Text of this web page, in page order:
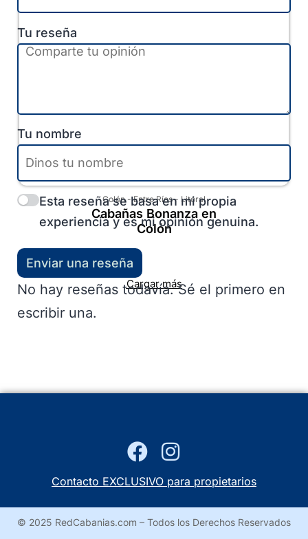
Colón-Entre Ríos- Litoral
Cabañas Bonanza en
Colón
Cargar más
Tu reseña
Tu nombre
Esta reseña se basa en mi propia
experiencia y es mi opinión genuina.
Enviar una reseña
No hay reseñas todavía. Sé el primero en
escribir una.
Contacto EXCLUSIVO para propietarios
© 2025 RedCabanias.com – Todos los Derechos Reservados